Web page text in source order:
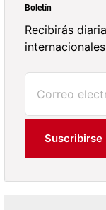
Boletín
Recibirás
Suscribirse